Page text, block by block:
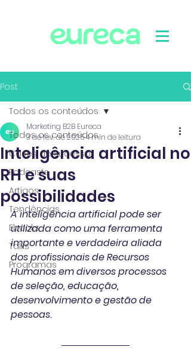
Post
Todos os conteúdos
Cases de Sucesso
Podcasts
Artigos
Tendências
Ebooks
Talks
Programas
Todos os conteúdos
Inteligência artificial no
RH e suas
possibilidades
Marketing B2B Eureca
3 de fev. de 20254 min de leitura
A inteligência artificial pode ser
utilizada como uma ferramenta
importante e verdadeira aliada
dos profissionais de Recursos
Humanos em diversos processos
de seleção, educação,
desenvolvimento e gestão de
pessoas.